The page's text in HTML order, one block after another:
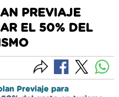
PREVIAJE
EL 50% DEL
Previaje para